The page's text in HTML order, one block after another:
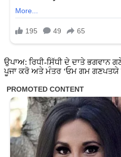
ਉਪਾਅ: ਰਿਧੀ-ਸਿੱਧੀ ਦੇ ਦਾਤੇ ਭਗਵਾਨ
ਪੂਜਾ ਕਰੋ ਅਤੇ ਮੰਤਰ ‘ਓਮ ਗਮ ਗਣਪਤਯੇ